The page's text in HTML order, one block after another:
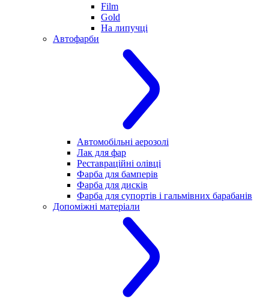
Film
Gold
На липучці
Автофарби
Автомобільні аерозолі
Лак для фар
Реставраційні олівці
Фарба для бамперів
Фарба для дисків
Фарба для супортів і гальмівних барабанів
Допоміжні матеріали